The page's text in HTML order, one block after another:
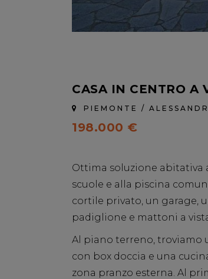
CASA IN CENTRO A
PIEMONTE /
198.000 €
Ottima soluzione abitativa
scuole e alla piscina
cortile privato, un garage,
padiglione e mattoni a
Al piano terreno, troviamo
con box doccia e una
zona pranzo esterna. Al